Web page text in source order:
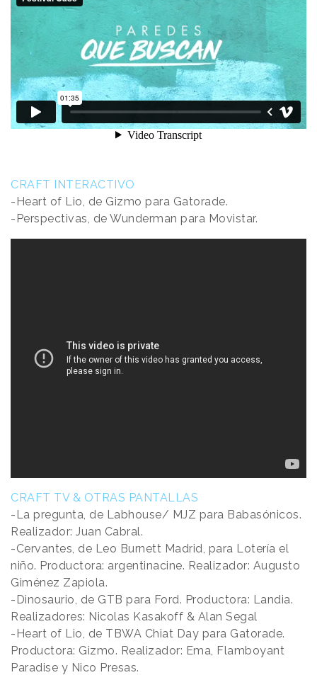
CRAFT INTERACTIVO
-Heart of Lio, de Gizmo para Gatorade.
-Perspectivas, de Wunderman para Movistar.
CRAFT TV & OTRAS PANTALLAS
-La pregunta, de Labhouse/ MJZ para Babasónicos.
Realizador: Juan Cabral.
-Cervantes, de Leo Burnett Madrid, para Lotería el
niño. Productora: argentinacine. Realizador: Augusto
Giménez Zapiola.
-Dinosaurio, de GTB para Ford. Productora: Landia.
Realizadores: Nicolas Kasakoff & Alan Segal
-Heart of Lio, de TBWA Chiat Day para Gatorade.
Productora: Gizmo. Realizador: Ema, Flamboyant
Paradise y Nico Presas.